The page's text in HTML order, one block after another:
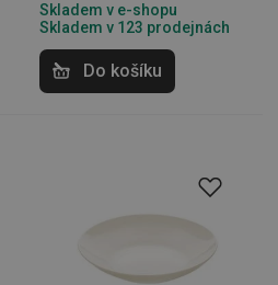
Skladem v e-shopu
Skladem v 123 prodejnách
Do košíku